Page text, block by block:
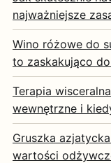
najważniejsze
Wino różowe do
to zaskakująco
Terapia
wewnętrzne i
Gruszka
wartości